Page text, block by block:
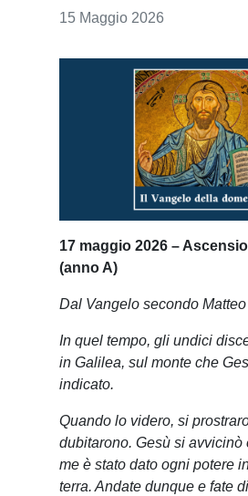
15 Maggio 2026
17 maggio 2026 –
(anno A)
Dal Vangelo secondo
In quel tempo, gli undici
in Galilea, sul monte che
indicato.
Quando lo videro, si
dubitarono. Gesù si avvicinò
me è stato dato ogni potere
terra. Andate dunque e fate